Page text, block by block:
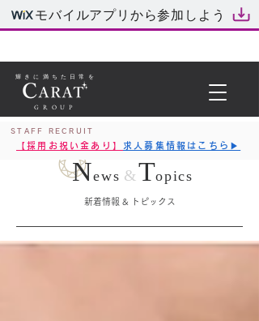
モバイルアプリから参加しよう
輝きに満ちた日常を
GROUP
STAFF RECRUIT
【採用お祝い金あり】 求人募集情報はこちら▶︎
News &Topics
新着情報 & トピックス